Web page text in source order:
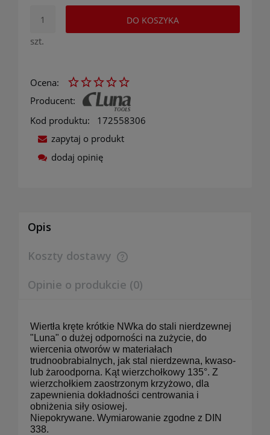
szt.
DO KOSZYKA
Ocena:
Producent:
Kod produktu:
172558306
zapytaj o produkt
dodaj opinię
Opis
Koszty dostawy
Cena nie zawiera ewentualnych kosztów płatności
Opinie o produkcie (0)
Wiertła kręte krótkie NWka do stali nierdzewnej
"Luna" o dużej odporności na zużycie, do
wiercenia otworów w materiałach
trudnoobrabialnych, jak stal nierdzewna, kwaso-
lub żaroodporna. Kąt wierzchołkowy 135°. Z
wierzchołkiem zaostrzonym krzyżowo, dla
zapewnienia dokładności centrowania i
obniżenia siły osiowej.
Niepokrywane. Wymiarowanie zgodne z DIN
338.